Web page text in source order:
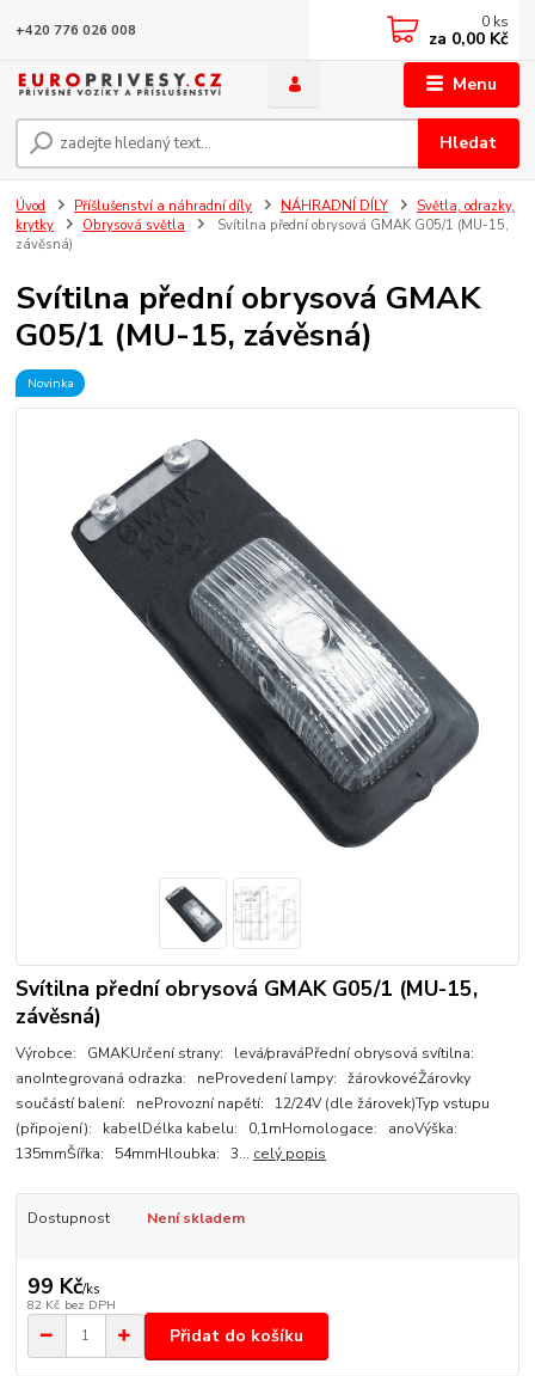
Menu
Hledat
+420 776 026 008 0 ks
za 0,00 Kč
Úvod Příšlušenství a náhradní díly NÁHRADNÍ DÍLY
Světla, odrazky,
krytky
Obrysová světla
Svítilna přední obrysová GMAK G05/1 (MU-15,
závěsná)
Svítilna přední obrysová GMAK
G05/1 (MU-15, závěsná)
Novinka
Svítilna přední obrysová GMAK G05/1 (MU-15,
závěsná)
Výrobce: GMAKUrčení strany: levá/praváPřední obrysová svítilna:
anoIntegrovaná odrazka: neProvedení lampy: žárovkovéŽárovky
součástí balení: neProvozní napětí: 12/24V (dle žárovek)Typ vstupu
(připojení): kabelDélka kabelu: 0,1mHomologace: anoVýška:
135mmŠířka: 54mmHloubka: 3... celý popis
Dostupnost Není skladem
99 Kč/ks
82 Kč bez DPH
Přidat do košíku